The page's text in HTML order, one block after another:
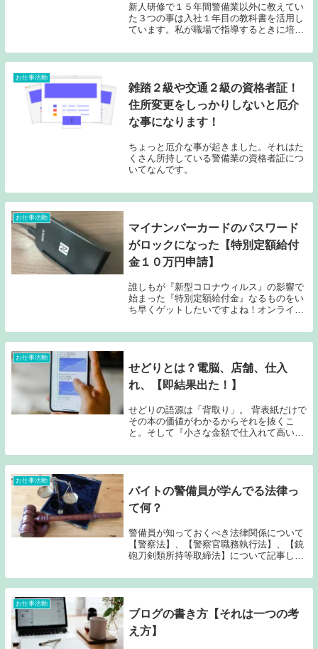
新人研修で１５年間警備業以外に教えてい
た３つの事は入社１年目の教科書を活用し
ています。私が職場で指導するときに培っ
での心構えみたいなことですね。
お仕事活動
雑踏２級や交通２級の資格者証！
住所変更をしっかりしないと厄介
な事になります！
ちょっと厄介な事が起きました。それはた
くさん所持している警備業の資格者証につ
いてなんです。
お仕事活動
マイナンバーカードのパスワード
がロックになった【特別定額給付
金１０万円申請】
誰しもが『新型コロナウィルス』の影響で
始まった『特別定額給付金』なるものをい
ち早くゲットしたいですよね！オンライン
のパスワードがロックになった！解除方法
はこれです。
お仕事活動
せどりとは？電脳、店舗、仕入
れ、【即結果出た！】
せどりの語源は「背取り」。 背表紙だけで
その本の価値がわかるからそれを抜くこ
と。そして『小さな金額で仕入れて高い値
言葉にすると簡単なんですが、実際にやっ
てみても簡単に商売が成り立つから驚きで
お仕事活動
バイトの警備員が学んでる法律っ
て何？
警備員が知っておくべき法律関係について
【警察法】、【警察官職務執行法】、【銃
砲刀剣類所持等取締法】について記事しま
お仕事活動
ブログの書き方【それは一つの考
え方】